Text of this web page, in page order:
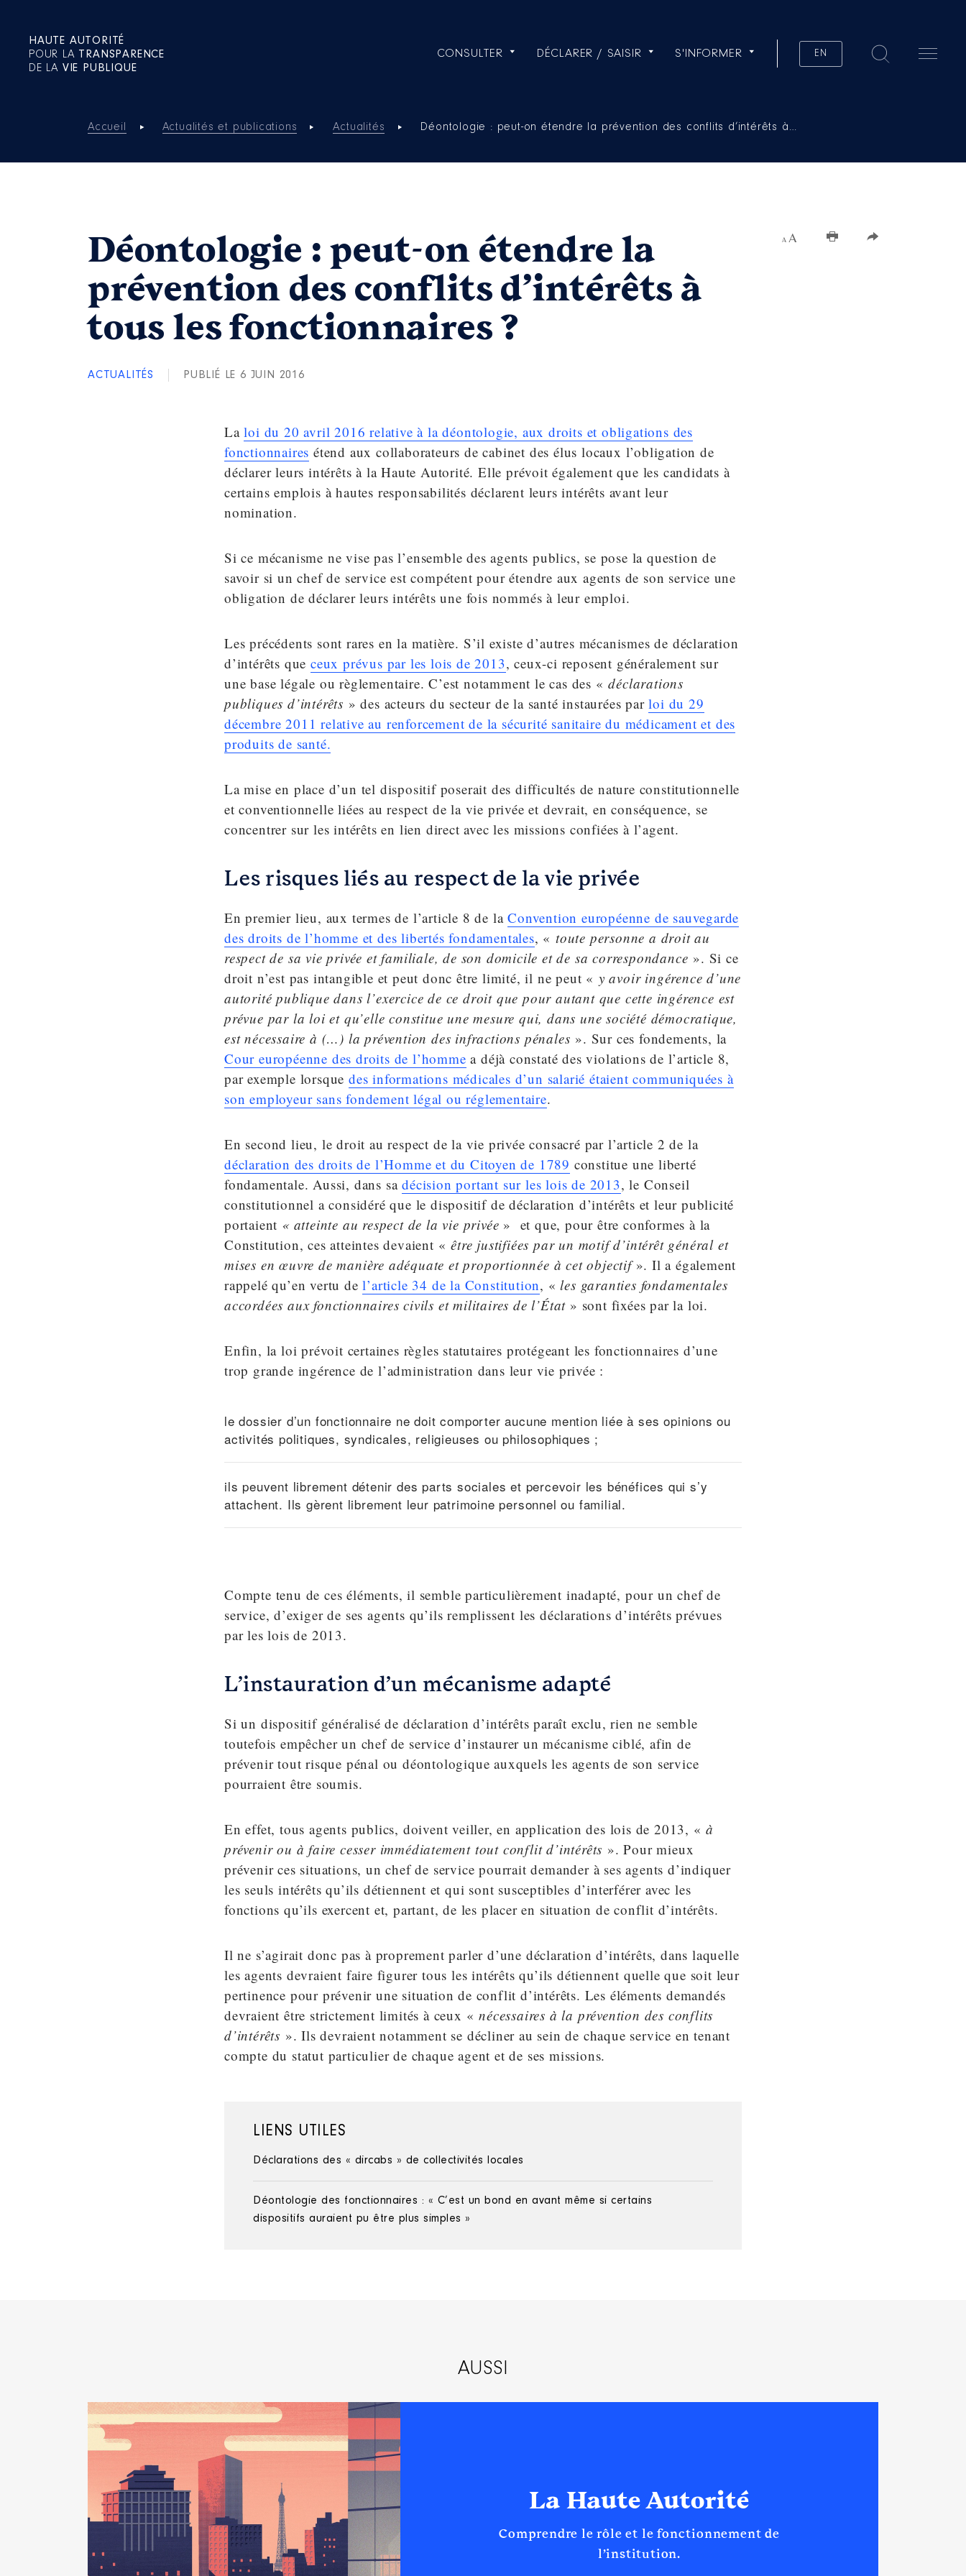
HAUTE AUTORITÉ
POUR LA TRANSPARENCE
DE LA VIE PUBLIQUE
CONSULTER DÉCLARER / SAISIR S'INFORMER EN
Accueil Actualités et publications Actualités Déontologie : peut-on étendre la prévention des conflits d’intérêts à…
Déontologie : peut-on étendre la
prévention des conflits d’intérêts à
tous les fonctionnaires ?
ACTUALITÉS PUBLIÉ LE 6 JUIN 2016
Laloi du 20 avril 2016 relative à la déontologie, aux droits et obligations des
fonctionnaires étend aux collaborateurs de cabinet des élus locaux l’obligation de
déclarer leurs intérêts à la Haute Autorité. Elle prévoit également que les candidats à
certains emplois à hautes responsabilités déclarent leurs intérêts avant leur
nomination.
Si ce mécanisme ne vise pas l’ensemble des agents publics, se pose la question de
savoir si un chef de service est compétent pour étendre aux agents de son service une
obligation de déclarer leurs intérêts une fois nommés à leur emploi.
Les précédents sont rares en la matière. S’il existe d’autres mécanismes de déclaration
d’intérêts queceux prévus par les lois de 2013, ceux-ci reposent généralement sur
une base légale ou règlementaire. C’est notamment le cas des «déclarations
publiques d’intérêts » des acteurs du secteur de la santé instaurées parloi du 29
décembre 2011 relative au renforcement de la sécurité sanitaire du médicament et des
produits de santé.
La mise en place d’un tel dispositif poserait des difficultés de nature constitutionnelle
et conventionnelle liées au respect de la vie privée et devrait, en conséquence, se
concentrer sur les intérêts en lien direct avec les missions confiées à l’agent.
Les risques liés au respect de la vie privée
En premier lieu, aux termes de l’article 8 de laConvention européenne de sauvegarde
des droits de l’homme et des libertés fondamentales, «toute personne a droit au
respect de sa vie privée et familiale, de son domicile et de sa correspondance ». Si ce
droit n’est pas intangible et peut donc être limité, il ne peut « y avoir ingérence d’une
autorité publique dans l’exercice de ce droit que pour autant que cette ingérence est
prévue par la loi et qu’elle constitue une mesure qui, dans une société démocratique,
est nécessaire à (…) la prévention des infractions pénales ». Sur ces fondements, la
Cour européenne des droits de l’homme a déjà constaté des violations de l’article 8,
par exemple lorsquedes informations médicales d’un salarié étaient communiquées à
son employeur sans fondement légal ou réglementaire.
En second lieu, le droit au respect de la vie privée consacré par l’article 2 de la
déclaration des droits de l’Homme et du Citoyen de 1789 constitue une liberté
fondamentale. Aussi, dans sadécision portant sur les lois de 2013, le Conseil
constitutionnel a considéré que le dispositif de déclaration d’intérêts et leur publicité
portaient « atteinte au respect de la vie privée » et que, pour être conformes à la
Constitution, ces atteintes devaient « être justifiées par un motif d’intérêt général et
mises en œuvre de manière adéquate et proportionnée à cet objectif». Il a également
rappelé qu’en vertu del’article 34 de la Constitution, «les garanties fondamentales
accordées aux fonctionnaires civils et militaires de l’État » sont fixées par la loi.
Enfin, la loi prévoit certaines règles statutaires protégeant les fonctionnaires d’une
trop grande ingérence de l’administration dans leur vie privée :
le dossier d’un fonctionnaire ne doit comporter aucune mention liée à ses opinions ou
activités politiques, syndicales, religieuses ou philosophiques ;
ils peuvent librement détenir des parts sociales et percevoir les bénéfices qui s’y
attachent. Ils gèrent librement leur patrimoine personnel ou familial.
Compte tenu de ces éléments, il semble particulièrement inadapté, pour un chef de
service, d’exiger de ses agents qu’ils remplissent les déclarations d’intérêts prévues
par les lois de 2013.
L’instauration d’un mécanisme adapté
Si un dispositif généralisé de déclaration d’intérêts paraît exclu, rien ne semble
toutefois empêcher un chef de service d’instaurer un mécanisme ciblé, afin de
prévenir tout risque pénal ou déontologique auxquels les agents de son service
pourraient être soumis.
En effet, tous agents publics, doivent veiller, en application des lois de 2013, «à
prévenir ou à faire cesser immédiatement tout conflit d’intérêts ». Pour mieux
prévenir ces situations, un chef de service pourrait demander à ses agents d’indiquer
les seuls intérêts qu’ils détiennent et qui sont susceptibles d’interférer avec les
fonctions qu’ils exercent et, partant, de les placer en situation de conflit d’intérêts.
Il ne s’agirait donc pas à proprement parler d’une déclaration d’intérêts, dans laquelle
les agents devraient faire figurer tous les intérêts qu’ils détiennent quelle que soit leur
pertinence pour prévenir une situation de conflit d’intérêts. Les éléments demandés
devraient être strictement limités à ceux «nécessaires à la prévention des conflits
d’intérêts ». Ils devraient notamment se décliner au sein de chaque service en tenant
compte du statut particulier de chaque agent et de ses missions.
LIENS UTILES
Déclarations des « dircabs » de collectivités locales
Déontologie des fonctionnaires : « C’est un bond en avant même si certains
dispositifs auraient pu être plus simples »
AUSSI
La Haute Autorité
Comprendre le rôle et le fonctionnement de
l’institution.